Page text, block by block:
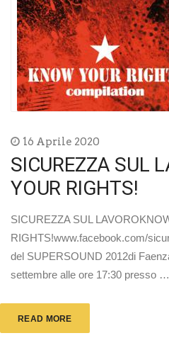
16 Aprile 2020
SICUREZZA SUL
YOUR RIGHTS!
SICUREZZA SUL
RIGHTS!www.facebook.com/
del SUPERSOUND 2012di
settembre alle ore 17:30 presso …
READ MORE